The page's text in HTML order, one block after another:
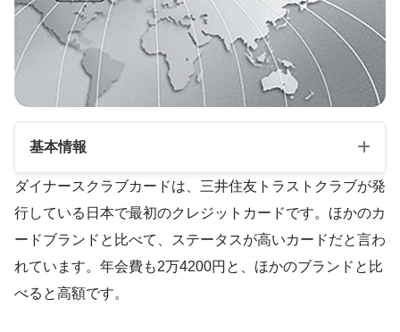
基本情報
年会費 24,200円
申し込み対象
ダイナースクラブカードは、三井住友トラストクラブが発
行している日本で最初のクレジットカードです。ほかのカ
ードブランドと比べて、ステータスが高いカードだと言わ
れています。年会費も2万4200円と、ほかのブランドと比
べると高額です。